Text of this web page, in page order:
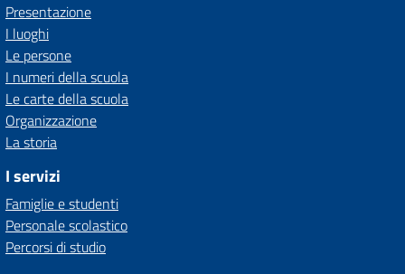
Presentazione
I luoghi
Le persone
I numeri della scuola
Le carte della scuola
Organizzazione
La storia
I servizi
Famiglie e studenti
Personale scolastico
Percorsi di studio